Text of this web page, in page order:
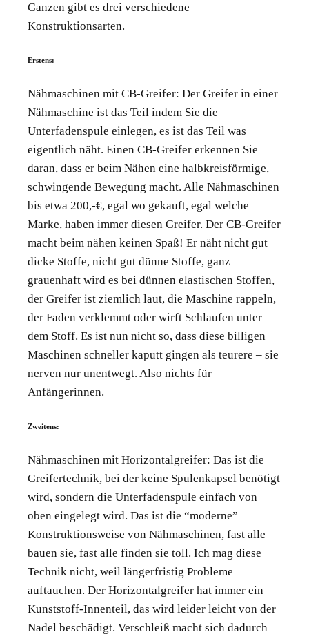
Ganzen gibt es drei verschiedene
Konstruktionsarten.
Erstens:
Nähmaschinen mit CB-Greifer: Der Greifer in einer
Nähmaschine ist das Teil indem Sie die
Unterfadenspule einlegen, es ist das Teil was
eigentlich näht. Einen CB-Greifer erkennen Sie
daran, dass er beim Nähen eine halbkreisförmige,
schwingende Bewegung macht. Alle Nähmaschinen
bis etwa 200,-€, egal wo gekauft, egal welche
Marke, haben immer diesen Greifer. Der CB-Greifer
macht beim nähen keinen Spaß! Er näht nicht gut
dicke Stoffe, nicht gut dünne Stoffe, ganz
grauenhaft wird es bei dünnen elastischen Stoffen,
der Greifer ist ziemlich laut, die Maschine rappeln,
der Faden verklemmt oder wirft Schlaufen unter
dem Stoff. Es ist nun nicht so, dass diese billigen
Maschinen schneller kaputt gingen als teurere – sie
nerven nur unentwegt. Also nichts für
Anfängerinnen.
Zweitens:
Nähmaschinen mit Horizontalgreifer: Das ist die
Greifertechnik, bei der keine Spulenkapsel benötigt
wird, sondern die Unterfadenspule einfach von
oben eingelegt wird. Das ist die “moderne”
Konstruktionsweise von Nähmaschinen, fast alle
bauen sie, fast alle finden sie toll. Ich mag diese
Technik nicht, weil längerfristig Probleme
auftauchen. Der Horizontalgreifer hat immer ein
Kunststoff-Innenteil, das wird leider leicht von der
Nadel beschädigt. Verschleiß macht sich dadurch